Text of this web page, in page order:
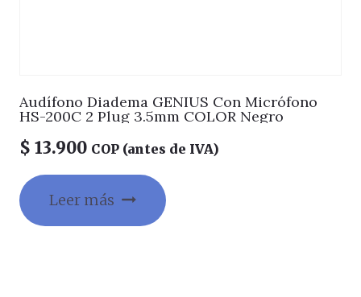
Audífono Diadema GENIUS Con Micrófono
HS-200C 2 Plug 3.5mm COLOR Negro
$ 13.900 COP (antes de IVA)
Leer más